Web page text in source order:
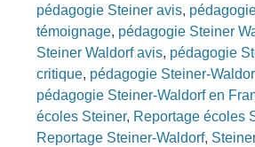
pédagogie Steiner avis,
témoignage, pédagogie Steiner
Steiner Waldorf avis, pédagogie
critique, pédagogie Steiner-
pédagogie Steiner-Waldorf en
écoles Steiner, Reportage écoles
Reportage Steiner-Waldorf,